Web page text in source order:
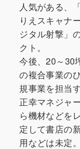
人気がある、
りえスキャナ
ジタル射撃」
クト。
今後、20～30
の複合事業の
規事業を担当
正幸マネジャ
ら機材などを
定して書店の
用などは未定。